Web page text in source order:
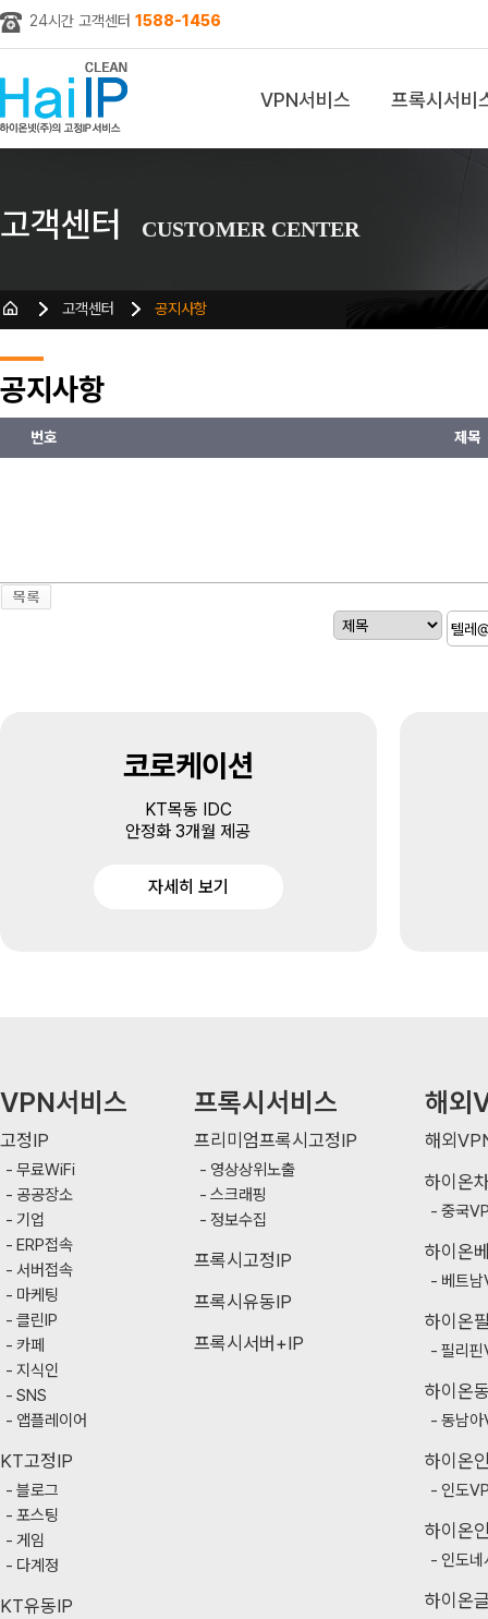
24시간 고객센터 1588-1456
VPN서비스 프록시서비
고객센터 CUSTOMER CENTER
고객센터 공지사항
공지사항
번호 제목
코로케이션
KT목동 IDC
안정화 3개월 제공
자세히 보기
VPN서비스
고정IP
무료WiFi
공공장소
기업
ERP접속
서버접속
마케팅
클린IP
카페
지식인
SNS
앱플레이어
KT고정IP
블로그
포스팅
게임
다계정
KT유동IP
프록시서비스
프리미엄프록시고정IP
영상상위노출
스크래핑
정보수집
프록시고정IP
프록시유동IP
프록시서버+IP
해외
해외
하이온
중국
하이온
베트
하이온
필리
하이온
동남
하이온
인도
하이온
인도
하이온